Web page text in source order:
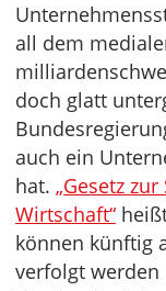
all dem
doch glatt
auch ein
hat. „Gesetz
Wirtschaft“
können künftig
verfolgt werden